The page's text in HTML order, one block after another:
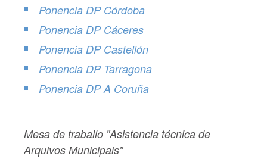
Ponencia DP Córdoba
Ponencia DP Cáceres
Ponencia DP Castellón
Ponencia DP Tarragona
Ponencia DP A Coruña
Mesa de traballo "Asistencia técnica de
Arquivos Municipais"